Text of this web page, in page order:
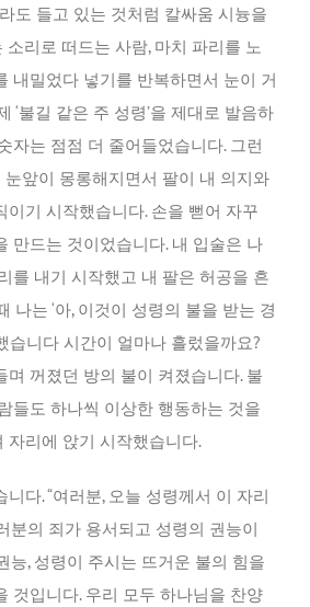
도 들고 있는 것처럼 칼싸움 시늉을
소리로 떠드는 사람, 마치 파리를 노
내밀었다 넣기를 반복하면서 눈이 거
‘불길 같은 주 성령’을 제대로 발음하
자는 점점 더 줄어들었습니다. 그런
앞이 몽롱해지면서 팔이 내 의지와
이기 시작했습니다. 손을 뻗어 자꾸
만드는 것이었습니다. 내 입술은 나
를 내기 시작했고 내 팔은 허공을 흔
나는 ‘아, 이것이 성령의 불을 받는 경
습니다 시간이 얼마나 흘렀을까요?
며 꺼졌던 방의 불이 켜졌습니다. 불
들도 하나씩 이상한 행동하는 것을
자리에 앉기 시작했습니다.
다. “여러분, 오늘 성령께서 이 자리
분의 죄가 용서되고 성령의 권능이
능, 성령이 주시는 뜨거운 불의 힘을
것입니다. 우리 모두 하나님을 찬양